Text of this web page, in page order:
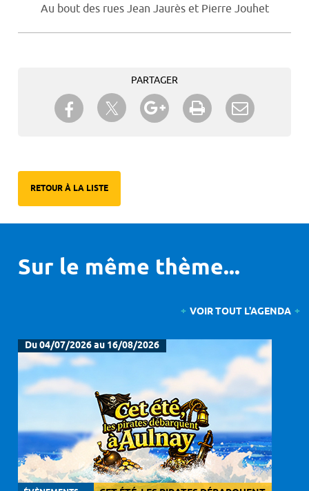
Au bout des rues Jean Jaurès et Pierre Jouhet
PARTAGER
Partager sur Facebook
Partager sur TwitterPartager sur Google+
Imprimer
RETOUR À LA LISTE
Sur le même thème...
VOIR TOUT L'AGENDA
Du 04/07/2026 au 16/08/2026